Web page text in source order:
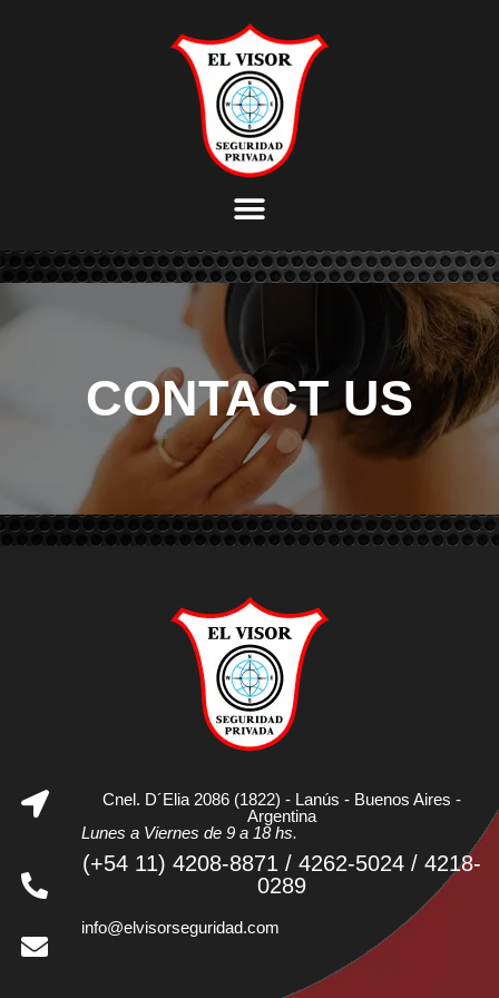
CONTACT US
Cnel. D´Elia 2086 (1822) - Lanús - Buenos Aires -
Argentina
Lunes a Viernes de 9 a 18 hs.
(+54 11) 4208-8871 / 4262-5024 / 4218-
0289
info@elvisorseguridad.com